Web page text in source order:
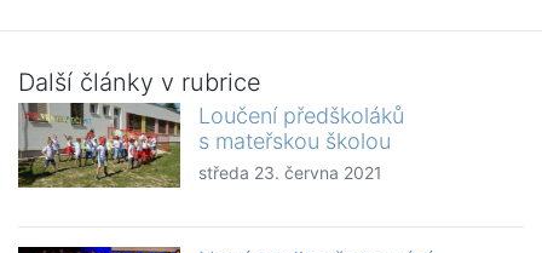
Další články v rubrice
Loučení předškoláků
s mateřskou školou
středa 23. června 2021